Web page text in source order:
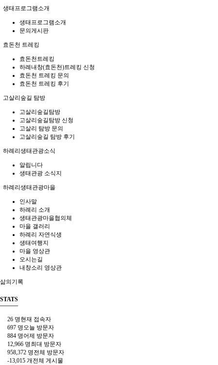
생태프로그램소개
생태프로그램소개
문의게시판
효돈천 트레킹
효돈천트레킹
하례내창(효돈천)트레킹 신청
효돈천 트레킹 문의
효돈천 트레킹 후기
고살리숲길 탐방
고살리숲길탐방
고살리숲길탐방 신청
고살리 탐방 문의
고살리숲길 탐방 후기
하례리생태관광소식
알립니다
생태관광 소식지
하례리생태관광마을
인사말
하례리 소개
생태관광마을협의체
마을 갤러리
하례리 자연식생
생태여행지
마을 영상관
오시는길
내창소리 영상관
삶의기록
STATS
26 명현재 접속자
697 명오늘 방문자
884 명어제 방문자
12,966 명최대 방문자
958,372 명전체 방문자
-13,015 개 전체 게시물